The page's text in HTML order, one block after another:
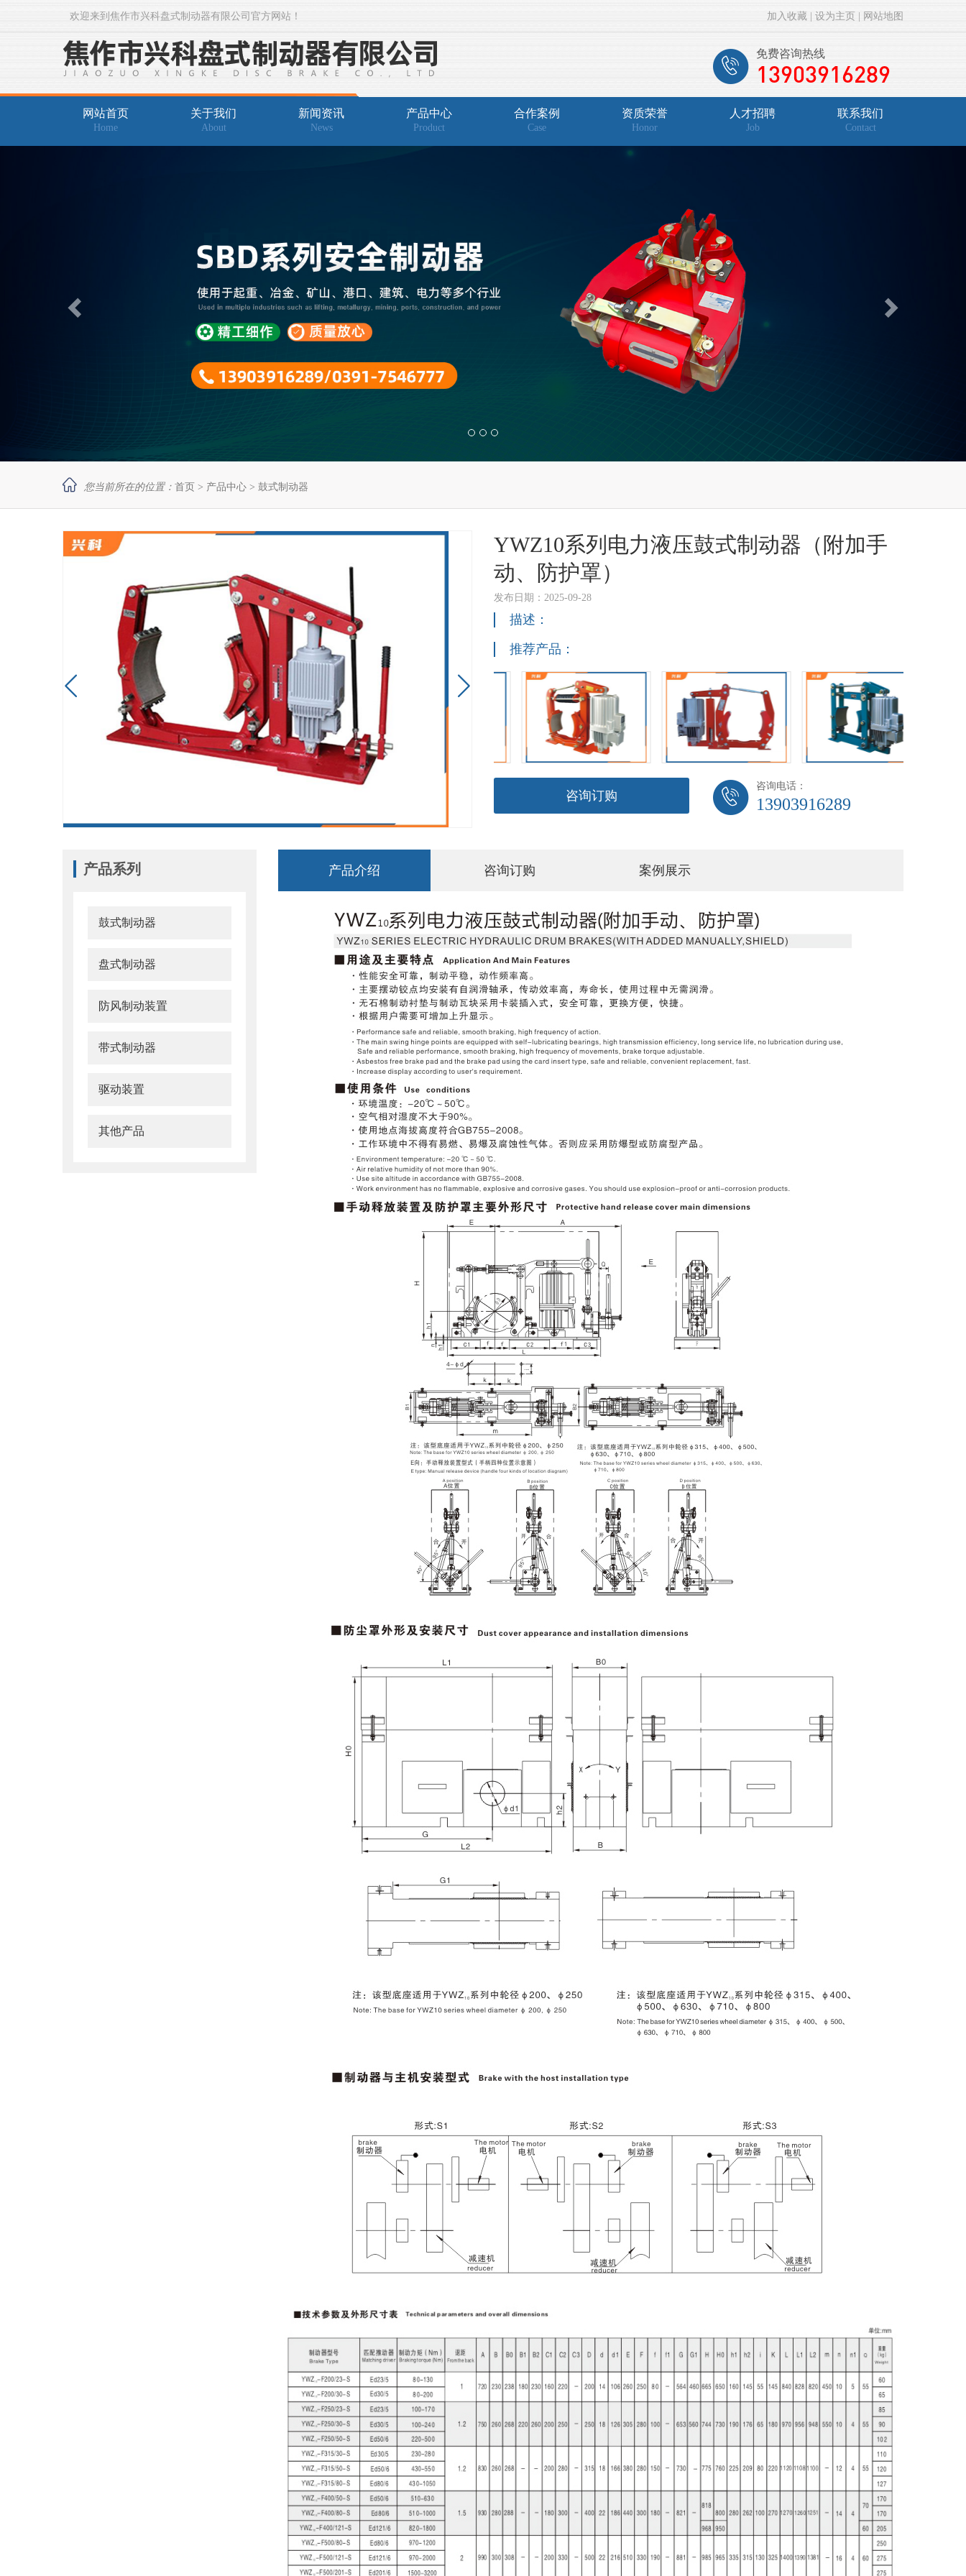
欢迎来到焦作市兴科盘式制动器有限公司官方网站！ 加入收藏 设为主页 网站地图
免费咨询热线
13903916289
网站首页
Home
关于我们
About
新闻资讯
News
产品中心
Product
合作案例
Case
资质荣誉
Honor
人才招聘
Job
联系我们
Contact
 您当前所在的位置： 首页 > 产品中心 > 鼓式制动器


YWZ10系列电力液压鼓式制动器（附加手
动、防护罩）
发布日期：2025-09-28
描述：
推荐产品：
咨询订购
咨询电话：
13903916289
产品系列
鼓式制动器
盘式制动器
防风制动装置
带式制动器
驱动装置
其他产品
产品介绍 咨询订购 案例展示